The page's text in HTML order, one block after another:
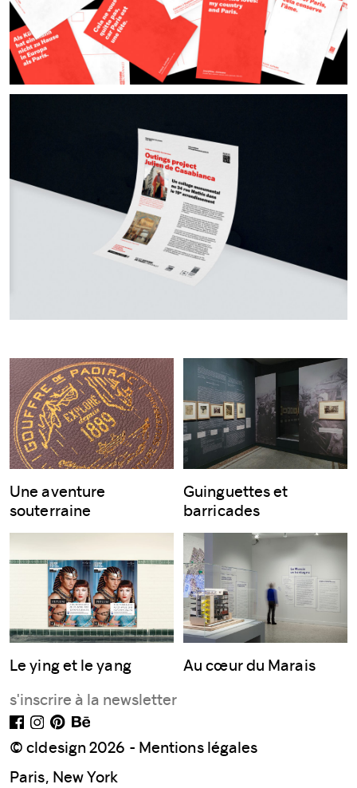
Une aventure
souterraine
Guinguettes et
barricades
Le ying et le yang Au cœur du Marais
© cldesign 2026 - Mentions légales
Paris, New York